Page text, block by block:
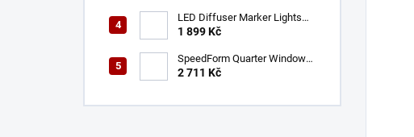
LED Diffuser Marker Lights
(CHALLENGER 15-23)
1 899 Kč
SpeedForm Quarter Window
Louvers - Gloss Black
2 711 Kč